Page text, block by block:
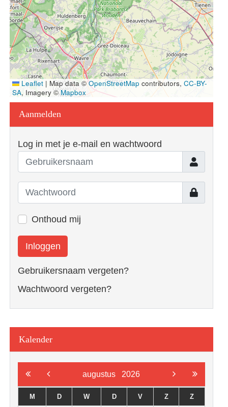
Leaflet | Map data ©OpenStreetMap contributors, CC-BY-
SA, Imagery ©Mapbox
Aanmelden
Log in met je e-mail en wachtwoord
Toon
Onthoud mij
Inloggen
Gebruikersnaam vergeten?
Wachtwoord vergeten?
Kalender
augustus 2026
M D W D V Z Z